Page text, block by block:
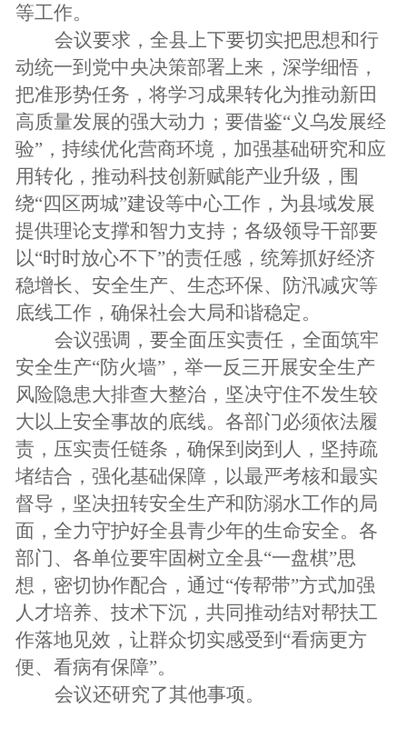
等工作。
会议要求，全县上下要切实把思想和行
动统一到党中央决策部署上来，深学细悟，
把准形势任务，将学习成果转化为推动新田
高质量发展的强大动力；要借鉴“义乌发展经
验”，持续优化营商环境，加强基础研究和应
用转化，推动科技创新赋能产业升级，围
绕“四区两城”建设等中心工作，为县域发展
提供理论支撑和智力支持；各级领导干部要
以“时时放心不下”的责任感，统筹抓好经济
稳增长、安全生产、生态环保、防汛减灾等
底线工作，确保社会大局和谐稳定。
会议强调，要全面压实责任，全面筑牢
安全生产“防火墙”，举一反三开展安全生产
风险隐患大排查大整治，坚决守住不发生较
大以上安全事故的底线。各部门必须依法履
责，压实责任链条，确保到岗到人，坚持疏
堵结合，强化基础保障，以最严考核和最实
督导，坚决扭转安全生产和防溺水工作的局
面，全力守护好全县青少年的生命安全。各
部门、各单位要牢固树立全县“一盘棋”思
想，密切协作配合，通过“传帮带”方式加强
人才培养、技术下沉，共同推动结对帮扶工
作落地见效，让群众切实感受到“看病更方
便、看病有保障”。
会议还研究了其他事项。